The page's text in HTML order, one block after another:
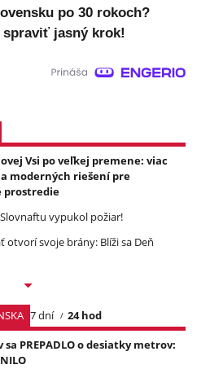
po 30 rokoch?
jasný krok!
Vsi po veľkej premene: viac
moderných riešení pre
prostredie
vypukol požiar!
otvorí svoje brány: Blíži sa Deň
7 dní
24 hod
PREPADLO o desiatky metrov: